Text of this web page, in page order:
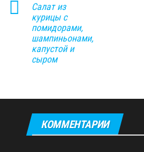
Салат из
курицы с
помидорами,
шампиньонами,
капустой и
сыром
КОММЕНТАРИИ